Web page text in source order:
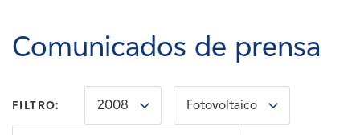
Carreras
Noticias
Comunicados de prensa
FILTRO: 2008 Fotovoltaico